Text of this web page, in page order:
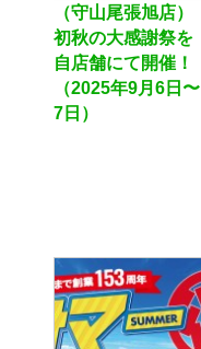
（守山尾張旭店）
初秋の大感謝祭を
自店舗にて開催！
（2025年9月6日〜
7日）